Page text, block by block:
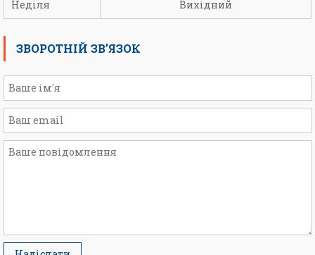
Неділя Вихідний
ЗВОРОТНІЙ ЗВ’ЯЗОК